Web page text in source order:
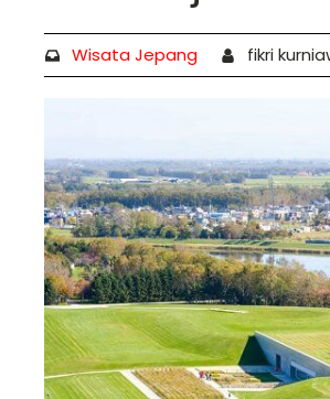
Wisata Jepang fikri